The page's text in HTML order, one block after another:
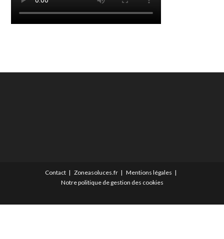
Contact Zoneasoluces.fr
Mentions légales
Notre politique de gestion des cookies